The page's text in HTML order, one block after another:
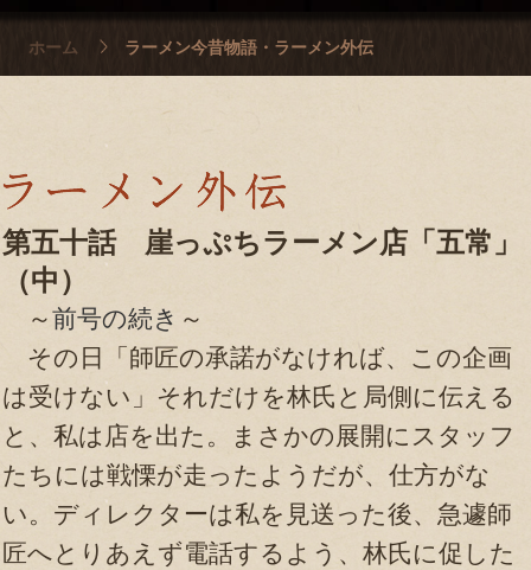
ホーム ラーメン今昔物語・ラーメン外伝
第五十話 崖っぷちラーメン店「五常」
（中）
～前号の続き ～
その日「師匠の承諾がなければ、この企画
は受けない」それだけを林氏と局側に伝える
と、私は店を出た。まさかの展開にスタッフ
たちには戦慄が走ったようだが、仕方がな
い。ディレクターは私を見送った後、急遽師
匠へとりあえず電話するよう、林氏に促した